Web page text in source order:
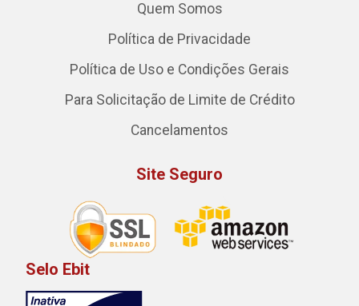
Quem Somos
Política de Privacidade
Política de Uso e Condições Gerais
Para Solicitação de Limite de Crédito
Cancelamentos
Site Seguro
Selo Ebit